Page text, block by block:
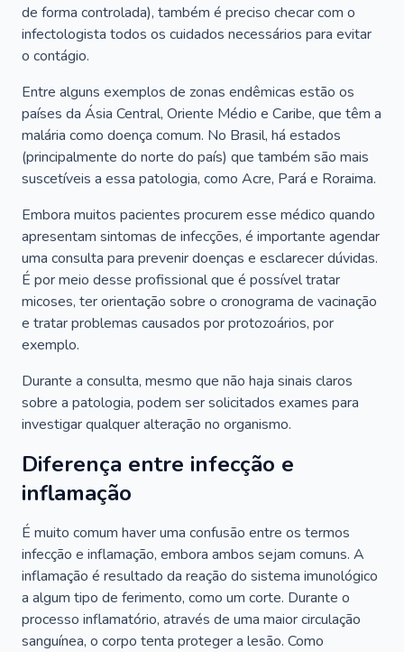
de forma controlada), também é preciso checar com o
infectologista todos os cuidados necessários para evitar
o contágio.
Entre alguns exemplos de zonas endêmicas estão os
países da Ásia Central, Oriente Médio e Caribe, que têm a
malária como doença comum. No Brasil, há estados
(principalmente do norte do país) que também são mais
suscetíveis a essa patologia, como Acre, Pará e Roraima.
Embora muitos pacientes procurem esse médico quando
apresentam sintomas de infecções, é importante agendar
uma consulta para prevenir doenças e esclarecer dúvidas.
É por meio desse profissional que é possível tratar
micoses, ter orientação sobre o cronograma de vacinação
e tratar problemas causados por protozoários, por
exemplo.
Durante a consulta, mesmo que não haja sinais claros
sobre a patologia, podem ser solicitados exames para
investigar qualquer alteração no organismo.
Diferença entre infecção e
inflamação
É muito comum haver uma confusão entre os termos
infecção e inflamação, embora ambos sejam comuns. A
inflamação é resultado da reação do sistema imunológico
a algum tipo de ferimento, como um corte. Durante o
processo inflamatório, através de uma maior circulação
sanguínea, o corpo tenta proteger a lesão. Como